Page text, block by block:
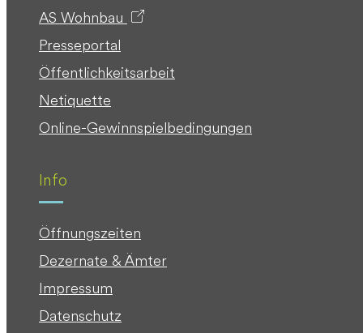
AS Wohnbau
Presseportal
Öffentlichkeitsarbeit
Netiquette
Online-Gewinnspielbedingungen
Info
Öffnungszeiten
Dezernate & Ämter
Impressum
Datenschutz